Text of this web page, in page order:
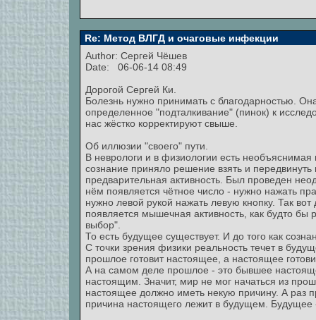
Re: Метод ВЛГД и очаговые инфекции
Author: Сергей Чёшев
Date: 06-06-14 08:49
Дорогой Сергей Ки.
Болезнь нужно принимать с благодарностью.
определенное "подталкивание" (пинок) к
нас жёстко корректируют свыше.
Об иллюзии "своего" пути.
В неврологи и в физиологии есть
сознание приняло решение взять и
предварительная активность. Был проведен
нём появляется чётное число - нужно нажать
нужно левой рукой нажать левую кнопку. Так
появляется мышечная активность, как будто
выбор".
То есть будущее существует. И до того как
С точки зрения физики реальность течет в
прошлое готовит настоящее, а настоящее
А на самом деле прошлое - это бывшее
настоящим. Значит, мир не мог начаться из
настоящее должно иметь некую причину. А раз
причина настоящего лежит в будущем. Будущее